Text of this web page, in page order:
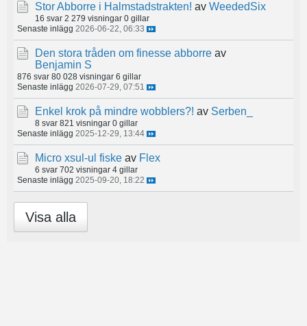
Stor Abborre i Halmstadstrakten! av WeededSix
16 svar 2 279 visningar 0 gillar
Senaste inlägg 2026-06-22, 06:33
Den stora tråden om finesse abborre av
Benjamin S
876 svar 80 028 visningar 6 gillar
Senaste inlägg 2026-07-29, 07:51
Enkel krok på mindre wobblers?! av Serben_
8 svar 821 visningar 0 gillar
Senaste inlägg 2025-12-29, 13:44
Micro xsul-ul fiske av Flex
6 svar 702 visningar 4 gillar
Senaste inlägg 2025-09-20, 18:22
Visa alla